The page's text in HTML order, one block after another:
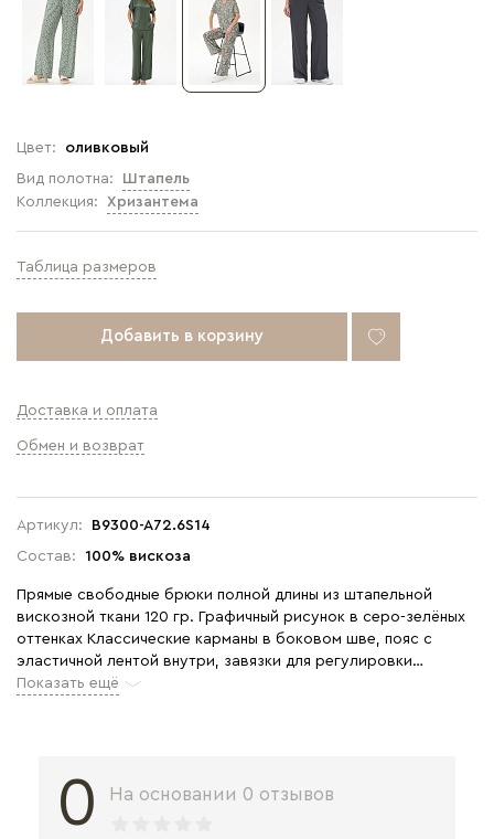
Артикул:
B9300-A72.6S14
Состав:
100% вискоза
Прямые свободные брюки полной длины из штапельной
вискозной ткани 120 гр. Графичный рисунок в серо-зелёных
оттенках Классические карманы в боковом шве, пояс с
эластичной лентой внутри, завязки для регулировки
посадки. Комфортная, лёгкая модель на жаркие дни. В
Показать ещё
Коллекция: Хризантема
Вид полотна: Штапель
Цвет: оливковый
Таблица размеров
Добавить в корзину
Доставка и оплата
Обмен и возврат
0 На основании 0 отзывов